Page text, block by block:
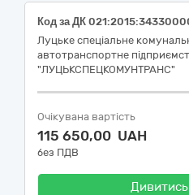
Луцьке спеціальне
автотранспортне
"ЛУЦЬКСПЕЦКОМУНТРАНС"
Очікувана вартість
115 650,00 UAH
без ПДВ
Дивитись